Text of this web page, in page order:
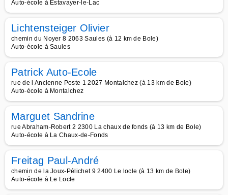
Auto-école à Estavayer-le-Lac
Lichtensteiger Olivier
chemin du Noyer 8 2063 Saules (à 12 km de Bole)
Auto-école à Saules
Patrick Auto-Ecole
rue de l Ancienne Poste 1 2027 Montalchez (à 13 km de Bole)
Auto-école à Montalchez
Marguet Sandrine
rue Abraham-Robert 2 2300 La chaux de fonds (à 13 km de Bole)
Auto-école à La Chaux-de-Fonds
Freitag Paul-André
chemin de la Joux-Pélichet 9 2400 Le locle (à 13 km de Bole)
Auto-école à Le Locle